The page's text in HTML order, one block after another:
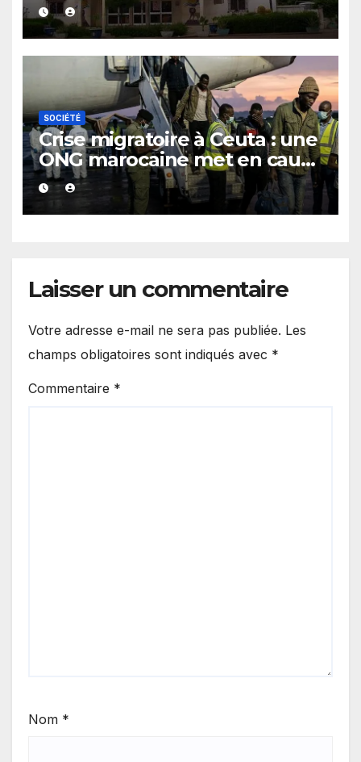
SOCIÉTÉ
Crise migratoire à Ceuta : une
ONG marocaine met en cause
les responsabilités de Rabat
et de Madrid
Laisser un commentaire
Votre adresse e-mail ne sera pas publiée. Les
champs obligatoires sont indiqués avec *
Commentaire *
Nom *